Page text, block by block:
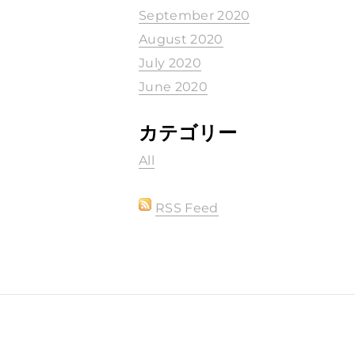
September 2020
August 2020
July 2020
June 2020
カテゴリー
All
RSS Feed